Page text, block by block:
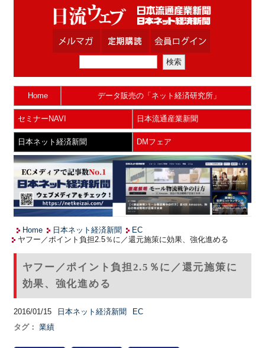
Home データ販売の「ネット経済研究所」
セミナーNAVI 日本流通産業新聞
日本ネット経済新聞 DMフェア
Home 日本ネット経済新聞
EC
ヤフー／ポイント負担2.5％に／還元施策に効果、強化進める
ヤフー／ポイント負担2.5％に／還元施策に
効果、強化進める
2016/01/15 日本ネット経済新聞
EC
タグ： 業績